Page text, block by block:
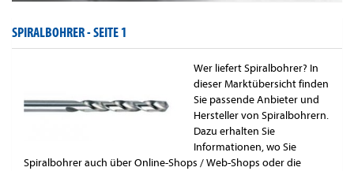
SPIRALBOHRER -SEITE 1
Wer liefert Spiralbohrer? In
dieser Marktübersicht finden
Sie passende Anbieter und
Hersteller von Spiralbohrern.
Dazu erhalten Sie
Informationen, wo Sie
Spiralbohrer auch über Online-Shops / Web-Shops oder die